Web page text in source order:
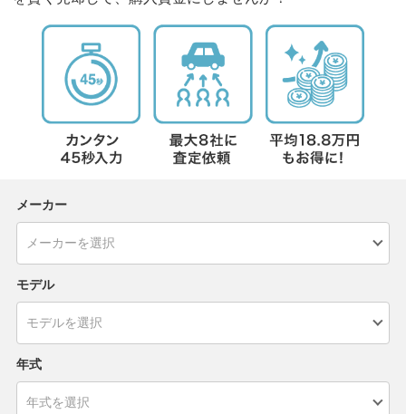
メーカー
モデル
年式